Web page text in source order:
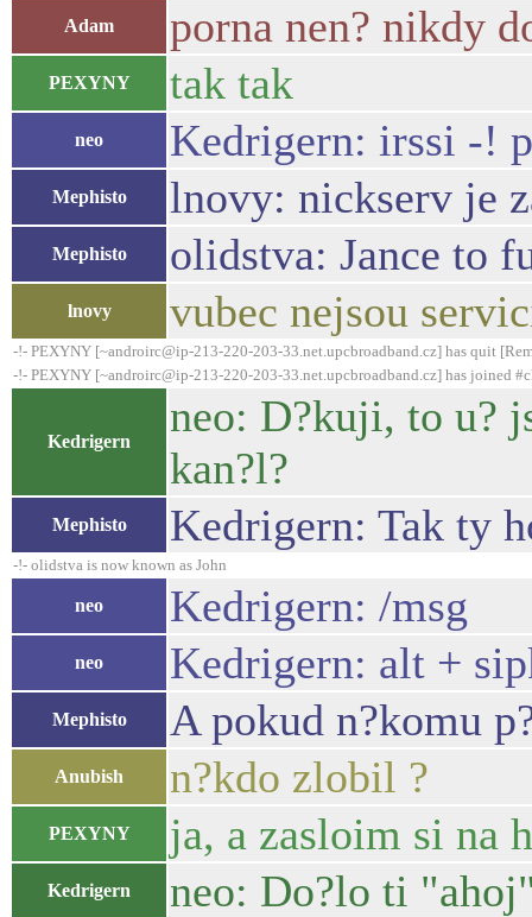
Adam porna nen? nikdy
PEXYNY tak tak
neo Kedrigern: irssi -!
Mephisto lnovy: nickserv je
Mephisto olidstva: Jance to
lnovy vubec nejsou
-!- PEXYNY [~androirc@ip-213-220-203-33.net.upcbroadband.cz] has quit
-!- PEXYNY [~androirc@ip-213-220-203-33.net.upcbroadband.cz] has joined
Kedrigern
neo: D?kuji, to u?
kan?l?
Mephisto Kedrigern: Tak ty
-!- olidstva is now known as John
neo Kedrigern: /msg
neo Kedrigern: alt +
Mephisto A pokud n?komu
Anubish n?kdo zlobil ?
PEXYNY ja, a zasloim si na
Kedrigern neo: Do?lo ti